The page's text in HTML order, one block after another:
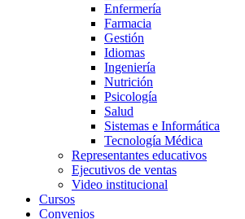
Enfermería
Farmacia
Gestión
Idiomas
Ingeniería
Nutrición
Psicología
Salud
Sistemas e Informática
Tecnología Médica
Representantes educativos
Ejecutivos de ventas
Video institucional
Cursos
Convenios